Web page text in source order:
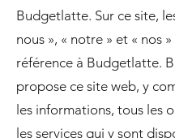
Budgetlatte. Sur ce site,
nous », « notre » et « nos
référence à Budgetlatte.
propose ce site web, y
les informations, tous les
les services qui y sont